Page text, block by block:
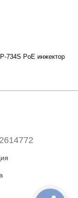
734S PoE инжектор